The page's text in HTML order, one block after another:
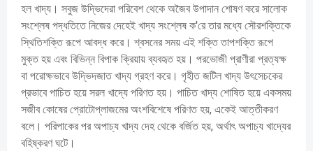
হল খাদ্য। সবুজ উদ্ভিদেরা পরিবেশ থেকে অজৈব উপাদান শোষণ করে সালোক
সংশ্লেষ পদ্ধতিতে নিজের দেহেই খাদ্য সংশ্লেষ ক'রে তার মধ্যে সৌরশক্তিকে
স্থিতিশক্তি রূপে আবদ্ধ করে। শ্বসনের সময় এই শক্তি তাপশক্তি রূপে
মুক্ত হয় এবং বিভিন্ন বিপাক ক্রিয়ায় ব্যবহৃত হয়। পরভোজী প্রাণীরা প্রত্যক্ষ
বা পরোক্ষভাবে উদ্ভিদজাত খাদ্য গ্রহণ করে। গৃহীত জটিল খাদ্য উৎসেচকের
প্রভাবে পাচিত হয়ে সরল খাদ্যে পরিণত হয়। পাচিত খাদ্য শোষিত হয়ে একসময়
সজীব কোষের প্রোটোপ্লাজমের অংশবিশেষে পরিণত হয়, একেই আত্তীকরণ
বলে। পরিপাকের পর অপাচ্য খাদ্য দেহ থেকে বর্জিত হয়, অর্থাৎ অপাচ্য খাদ্যের
বহিষ্করণ ঘটে।